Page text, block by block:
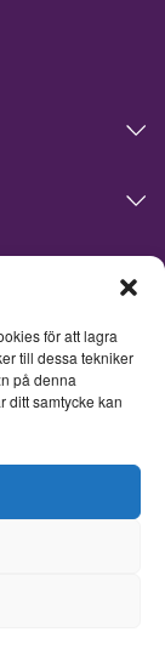
för att lagra
till dessa tekniker
på denna
ditt samtycke kan
og events i
i Göteborg.
av
og events,
flere i dag er
26. juni 2026
Group, et
Nederland